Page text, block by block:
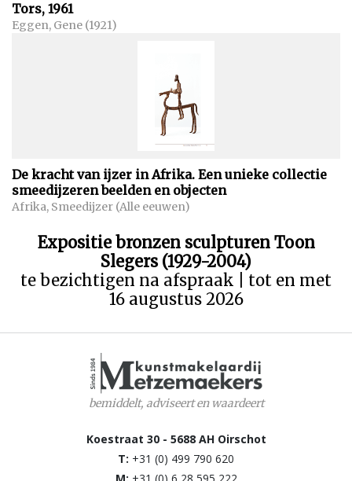
Tors, 1961
Eggen, Gene (1921)
De kracht van ijzer in Afrika. Een unieke collectie
smeedijzeren beelden en objecten
Afrika, Smeedijzer (Alle eeuwen)
Expositie bronzen sculpturen Toon
Slegers (1929-2004)
te bezichtigen na afspraak | tot en met
16 augustus 2026
bemiddelt, adviseert en waardeert
Koestraat 30 - 5688 AH Oirschot
T: +31 (0) 499 790 620